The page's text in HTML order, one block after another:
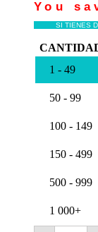
You
SI TIENES
1 - 49
50 - 99
100 - 149
150 - 499
500 - 999
1 000+